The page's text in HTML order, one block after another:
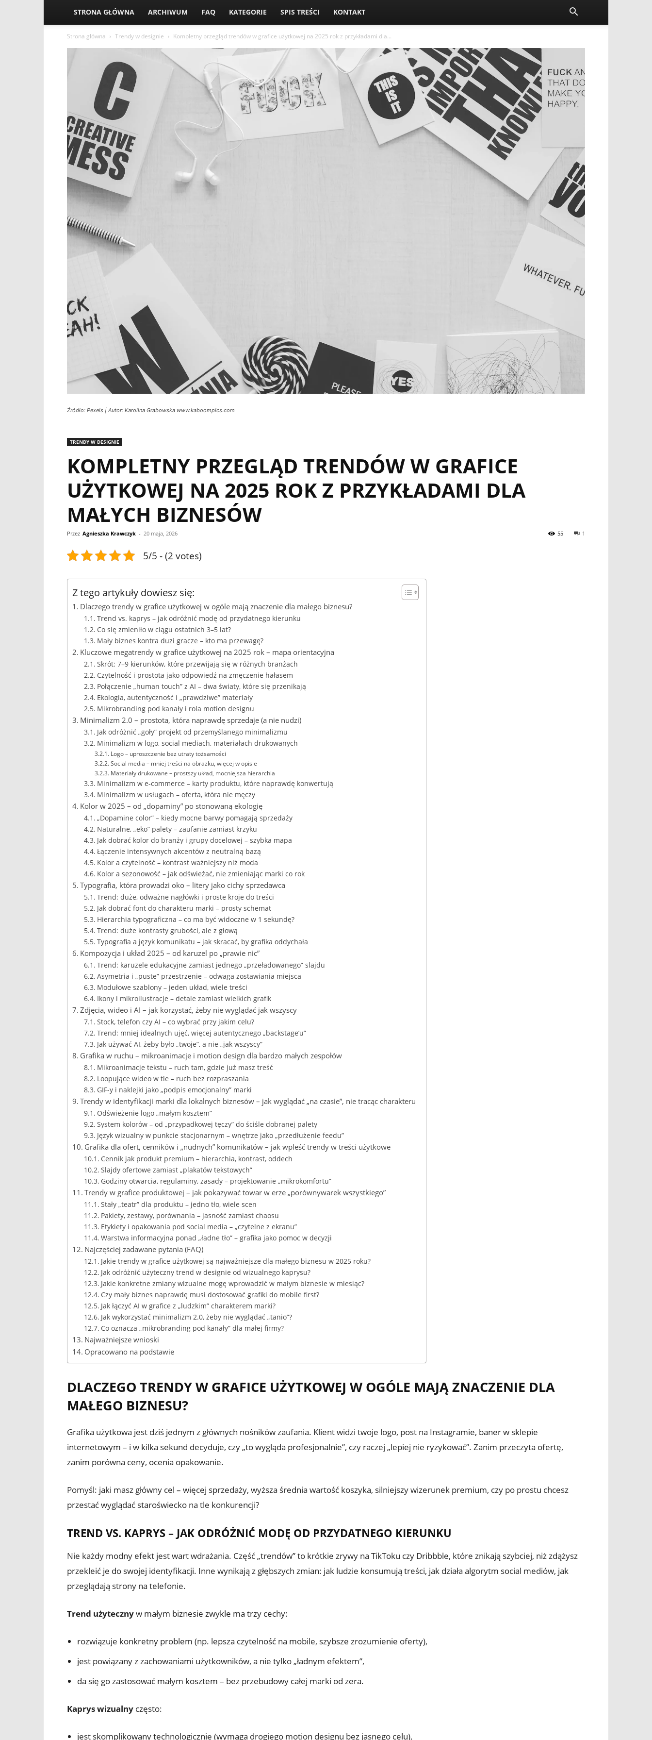
STRONA GŁÓWNA ARCHIWUM FAQ KATEGORIE SPIS TREŚCI KONTAKT
Strona główna Trendy w designie Kompletny przegląd trendów w grafice użytkowej na 2025 rok z przykładami dla...
Źródło: Pexels | Autor: Karolina Grabowska www.kaboompics.com
TRENDY W DESIGNIE
KOMPLETNY PRZEGLĄD TRENDÓW W GRAFICE
UŻYTKOWEJ NA 2025 ROK Z PRZYKŁADAMI DLA
MAŁYCH BIZNESÓW
Przez Agnieszka Krawczyk - 20 maja, 2026 1
55
5/5 - (2 votes)
Z tego artykuły dowiesz się:
Dlaczego trendy w grafice użytkowej w ogóle mają znaczenie dla małego biznesu?
Trend vs. kaprys – jak odróżnić modę od przydatnego kierunku
Co się zmieniło w ciągu ostatnich 3–5 lat?
Mały biznes kontra duzi gracze – kto ma przewagę?
Kluczowe megatrendy w grafice użytkowej na 2025 rok – mapa orientacyjna
Skrót: 7–9 kierunków, które przewijają się w różnych branżach
Czytelność i prostota jako odpowiedź na zmęczenie hałasem
Połączenie „human touch” z AI – dwa światy, które się przenikają
Ekologia, autentyczność i „prawdziwe” materiały
Mikrobranding pod kanały i rola motion designu
Minimalizm 2.0 – prostota, która naprawdę sprzedaje (a nie nudzi)
Jak odróżnić „goły” projekt od przemyślanego minimalizmu
Minimalizm w logo, social mediach, materiałach drukowanych
Logo – uproszczenie bez utraty tożsamości
Social media – mniej treści na obrazku, więcej w opisie
Materiały drukowane – prostszy układ, mocniejsza hierarchia
Minimalizm w e-commerce – karty produktu, które naprawdę konwertują
Minimalizm w usługach – oferta, która nie męczy
Kolor w 2025 – od „dopaminy” po stonowaną ekologię
„Dopamine color” – kiedy mocne barwy pomagają sprzedaży
Naturalne, „eko” palety – zaufanie zamiast krzyku
Jak dobrać kolor do branży i grupy docelowej – szybka mapa
Łączenie intensywnych akcentów z neutralną bazą
Kolor a czytelność – kontrast ważniejszy niż moda
Kolor a sezonowość – jak odświeżać, nie zmieniając marki co rok
Typografia, która prowadzi oko – litery jako cichy sprzedawca
Trend: duże, odważne nagłówki i proste kroje do treści
Jak dobrać font do charakteru marki – prosty schemat
Hierarchia typograficzna – co ma być widoczne w 1 sekundę?
Trend: duże kontrasty grubości, ale z głową
Typografia a język komunikatu – jak skracać, by grafika oddychała
Kompozycja i układ 2025 – od karuzel po „prawie nic”
Trend: karuzele edukacyjne zamiast jednego „przeładowanego” slajdu
Asymetria i „puste” przestrzenie – odwaga zostawiania miejsca
Modułowe szablony – jeden układ, wiele treści
Ikony i mikroilustracje – detale zamiast wielkich grafik
Zdjęcia, wideo i AI – jak korzystać, żeby nie wyglądać jak wszyscy
Stock, telefon czy AI – co wybrać przy jakim celu?
Trend: mniej idealnych ujęć, więcej autentycznego „backstage’u”
Jak używać AI, żeby było „twoje”, a nie „jak wszyscy”
Grafika w ruchu – mikroanimacje i motion design dla bardzo małych zespołów
Mikroanimacje tekstu – ruch tam, gdzie już masz treść
Loopujące wideo w tle – ruch bez rozpraszania
GIF-y i naklejki jako „podpis emocjonalny” marki
Trendy w identyfikacji marki dla lokalnych biznesów – jak wyglądać „na czasie”, nie tracąc charakteru
Odświeżenie logo „małym kosztem”
System kolorów – od „przypadkowej tęczy” do ściśle dobranej palety
Język wizualny w punkcie stacjonarnym – wnętrze jako „przedłużenie feedu”
Grafika dla ofert, cenników i „nudnych” komunikatów – jak wpleść trendy w treści użytkowe
Cennik jak produkt premium – hierarchia, kontrast, oddech
Slajdy ofertowe zamiast „plakatów tekstowych”
Godziny otwarcia, regulaminy, zasady – projektowanie „mikrokomfortu”
Trendy w grafice produktowej – jak pokazywać towar w erze „porównywarek wszystkiego”
Stały „teatr” dla produktu – jedno tło, wiele scen
Pakiety, zestawy, porównania – jasność zamiast chaosu
Etykiety i opakowania pod social media – „czytelne z ekranu”
Warstwa informacyjna ponad „ładne tło” – grafika jako pomoc w decyzji
Najczęściej zadawane pytania (FAQ)
Jakie trendy w grafice użytkowej są najważniejsze dla małego biznesu w 2025 roku?
Jak odróżnić użyteczny trend w designie od wizualnego kaprysu?
Jakie konkretne zmiany wizualne mogę wprowadzić w małym biznesie w miesiąc?
Czy mały biznes naprawdę musi dostosować grafiki do mobile first?
Jak łączyć AI w grafice z „ludzkim” charakterem marki?
Jak wykorzystać minimalizm 2.0, żeby nie wyglądać „tanio”?
Co oznacza „mikrobranding pod kanały” dla małej firmy?
Najważniejsze wnioski
Opracowano na podstawie
DLACZEGO TRENDY W GRAFICE UŻYTKOWEJ W OGÓLE MAJĄ ZNACZENIE DLA
MAŁEGO BIZNESU?
Grafika użytkowa jest dziś jednym z głównych nośników zaufania. Klient widzi twoje logo, post na Instagramie, baner w sklepie
internetowym – i w kilka sekund decyduje, czy „to wygląda profesjonalnie”, czy raczej „lepiej nie ryzykować”. Zanim przeczyta ofertę,
zanim porówna ceny, ocenia opakowanie.
Pomyśl: jaki masz główny cel – więcej sprzedaży, wyższa średnia wartość koszyka, silniejszy wizerunek premium, czy po prostu chcesz
przestać wyglądać staroświecko na tle konkurencji?
TREND VS. KAPRYS – JAK ODRÓŻNIĆ MODĘ OD PRZYDATNEGO KIERUNKU
Nie każdy modny efekt jest wart wdrażania. Część „trendów” to krótkie zrywy na TikToku czy Dribbble, które znikają szybciej, niż zdążysz
przekleić je do swojej identyfikacji. Inne wynikają z głębszych zmian: jak ludzie konsumują treści, jak działa algorytm social mediów, jak
przeglądają strony na telefonie.
Trend użytecznyw małym biznesie zwykle ma trzy cechy:
rozwiązuje konkretny problem (np. lepsza czytelność na mobile, szybsze zrozumienie oferty),
jest powiązany z zachowaniami użytkowników, a nie tylko „ładnym efektem”,
da się go zastosować małym kosztem – bez przebudowy całej marki od zera.
Kaprys wizualny często:
jest skomplikowany technologicznie (wymaga drogiego motion designu bez jasnego celu),